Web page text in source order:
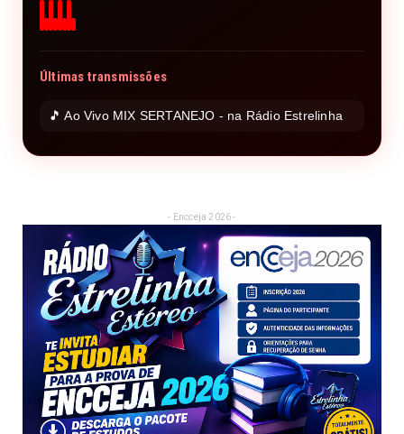
Últimas transmissões
🎵 Ao Vivo MIX SERTANEJO - na Rádio Estrelinha
- Encceja 2026 -